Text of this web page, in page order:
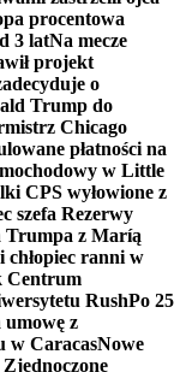
procentowa
3 latNa mecze
projekt
o
Trump do
Chicago
płatności na
w Little
CPS wyłowione z
szefa Rezerwy
Trumpa z Maríą
chłopiec ranni w
Centrum
RushPo 25
umowę z
w CaracasNowe